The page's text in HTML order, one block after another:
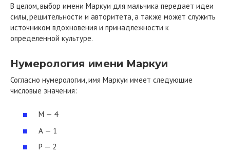
В целом, выбор имени Маркуи для мальчика передает идеи
силы, решительности и авторитета, а также может служить
источником вдохновения и принадлежности к
определенной культуре.
Нумерология имени Маркуи
Согласно нумерологии, имя Маркуи имеет следующие
числовые значения:
М — 4
А — 1
Р — 2